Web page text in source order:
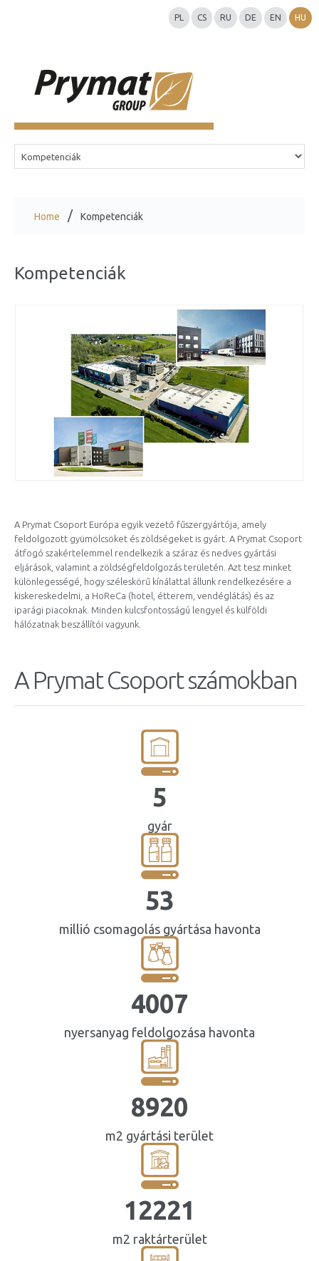
PL CS RU DE EN HU
Home Kompetenciák
Kompetenciák
A Prymat Csoport Európa egyik vezető fűszergyártója, amely
feldolgozott gyümölcsöket és zöldségeket is gyárt. A Prymat Csoport
átfogó szakértelemmel rendelkezik a száraz és nedves gyártási
eljárások, valamint a zöldségfeldolgozás területén. Azt tesz minket
különlegességé, hogy széleskörű kínálattal állunk rendelkezésére a
kiskereskedelmi, a HoReCa (hotel, étterem, vendéglátás) és az
iparági piacoknak. Minden kulcsfontosságú lengyel és külföldi
hálózatnak beszállítói vagyunk.
A Prymat Csoport számokban
5
gyár
53
millió csomagolás gyártása havonta
4007
nyersanyag feldolgozása havonta
8920
m2 gyártási terület
13736
m2 raktárterület